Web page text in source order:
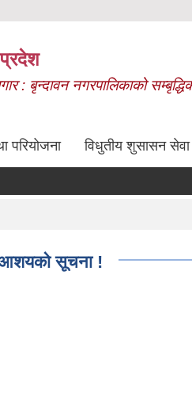
: बृन्दावन नगरपालिकाको
परियोजना विधुतीय शुसासन सेवा
आशयको सूचना !